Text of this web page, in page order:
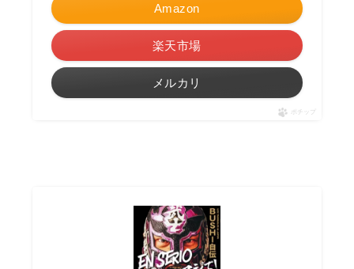
Amazon
楽天市場
メルカリ
ポチップ